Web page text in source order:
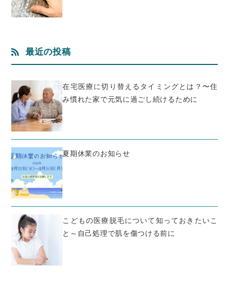
最近の投稿
在宅医療に切り替えるタイミングとは？〜住
み慣れた家で元気に過ごし続けるために
夏期休業のお知らせ
こどもの医療脱毛について知っておきたいこ
と～自己処理で肌を傷つける前に